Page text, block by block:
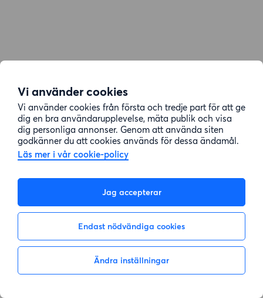
Vi använder cookies
Vi använder cookies från första och tredje part för att ge
dig en bra användarupplevelse, mäta publik och visa
dig personliga annonser. Genom att använda siten
godkänner du att cookies används för dessa ändamål.
Läs mer i vår cookie-policy
Jag accepterar
Endast nödvändiga cookies
Ändra inställningar